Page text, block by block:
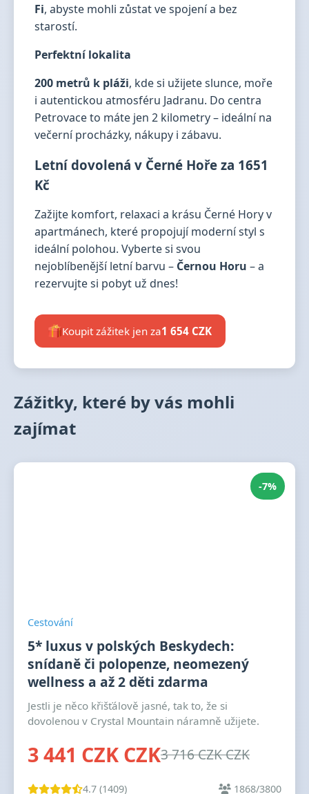
Fi, abyste mohli zůstat ve spojení a bez
starostí.
Perfektní lokalita
200 metrů k pláži, kde si užijete slunce, moře
i autentickou atmosféru Jadranu. Do centra
Petrovace to máte jen 2 kilometry – ideální na
večerní procházky, nákupy i zábavu.
Letní dovolená v Černé Hoře za 1651
Kč
Zažijte komfort, relaxaci a krásu Černé Hory v
apartmánech, které propojují moderní styl s
ideální polohou. Vyberte si svou
nejoblíbenější letní barvu – Černou Horu – a
rezervujte si pobyt už dnes!
Koupit zážitek jen za1 654 CZK
Zážitky, které by vás mohli
zajímat
-7%
Cestování
5* luxus v polských Beskydech:
snídaně či polopenze, neomezený
wellness a až 2 děti zdarma
Jestli je něco křišťálově jasné, tak to, že si
dovolenou v Crystal Mountain náramně užijete.
3 441 CZK CZK3 716 CZK CZK
4.7 (1409) 1868/3800